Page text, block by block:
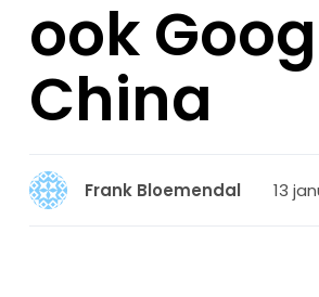
ook
China
Frank Bloemendal 13